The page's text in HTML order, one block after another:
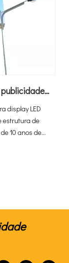
Como fazer outdoor de exibição de publicidade de tela LED?
display LED
estrutura de
10 anos de
em LED SMD
tem o